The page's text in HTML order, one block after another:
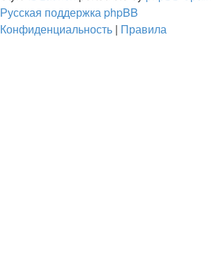
Русская поддержка phpBB
Конфиденциальность | Правила